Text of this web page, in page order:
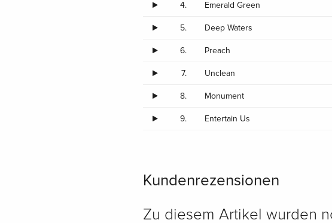
4. Emerald Green
5. Deep Waters
6. Preach
7. Unclean
8. Monument
9. Entertain Us
Kundenrezensionen
Zu diesem Artikel wurden